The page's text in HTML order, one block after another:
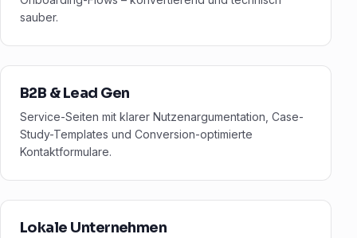
sauber.
B2B & Lead Gen
Service-Seiten mit klarer Nutzenargumentation, Case-
Study-Templates und Conversion-optimierte
Kontaktformulare.
Lokale Unternehmen